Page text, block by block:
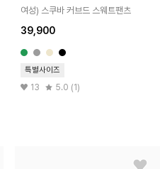
여성) 스쿠바 커브드 스웨트팬츠
39,900
특별사이즈
13 5.0 (1)